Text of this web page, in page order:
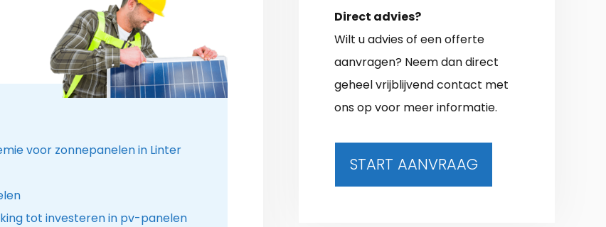
voor zonnepanelen in Linter
tot investeren in pv-panelen
Direct advies?
Wilt u advies of een offerte
aanvragen? Neem dan direct
geheel vrijblijvend contact met
ons op voor meer informatie.
START AANVRAAG